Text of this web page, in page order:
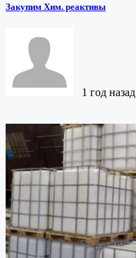
Закупим Хим. реактивы
1 год назад